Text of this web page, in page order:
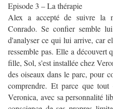
Episode 3 – La thérapie
Alex a accepté de suivre la
Conrado. Se confier semble
d'analyser ce qui lui arrive, car
ressemble pas. Elle a découvert
fille, Sol, s'est installée chez
des oiseaux dans le parc, pour
comprendre. Et parce que
Veronica, avec sa personnalité